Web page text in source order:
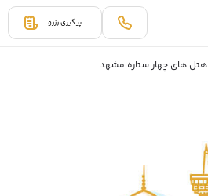
پیگیری رزرو
هتل های چهار ستاره مشهد